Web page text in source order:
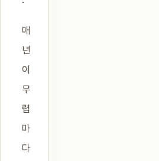
매
년
이
무
렵
마
다